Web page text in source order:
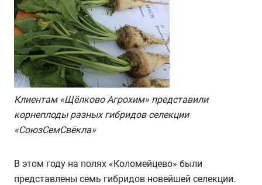
Клиентам «Щёлково Агрохим» представили
корнеплоды разных гибридов селекции
«СоюзСемСвёкла»
В этом году на полях «Коломейцево» были
представлены семь гибридов новейшей селекции.